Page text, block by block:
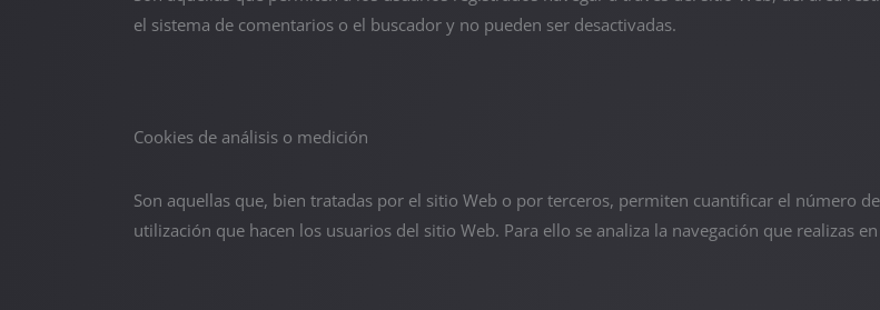
el sistema de comentarios o el buscador y no pueden ser desactivadas.
Cookies de análisis o medición
Son aquellas que, bien tratadas por el sitio Web o por terceros, permiten cuantificar el número
utilización que hacen los usuarios del sitio Web. Para ello se analiza la navegación que realizas